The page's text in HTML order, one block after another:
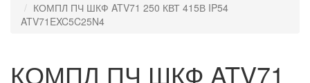
КОМПЛ ПЧ ШКФ ATV71 250 КВТ 415В IP54
ATV71EXC5C25N4
КОМПЛ ПЧ ШКФ ATV71